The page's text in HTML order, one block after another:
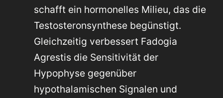
schafft ein hormonelles Milieu, das die
Testosteronsynthese begünstigt.
Gleichzeitig verbessert Fadogia
Agrestis die Sensitivität der
Hypophyse gegenüber
hypothalamischen Signalen und